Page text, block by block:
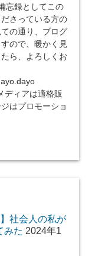
忘録としてこの
さっている方の
ので、暖かく見
ら、よろしくお
ディアは適格販
はプロモーショ
社会人の私が
みた 2024年1